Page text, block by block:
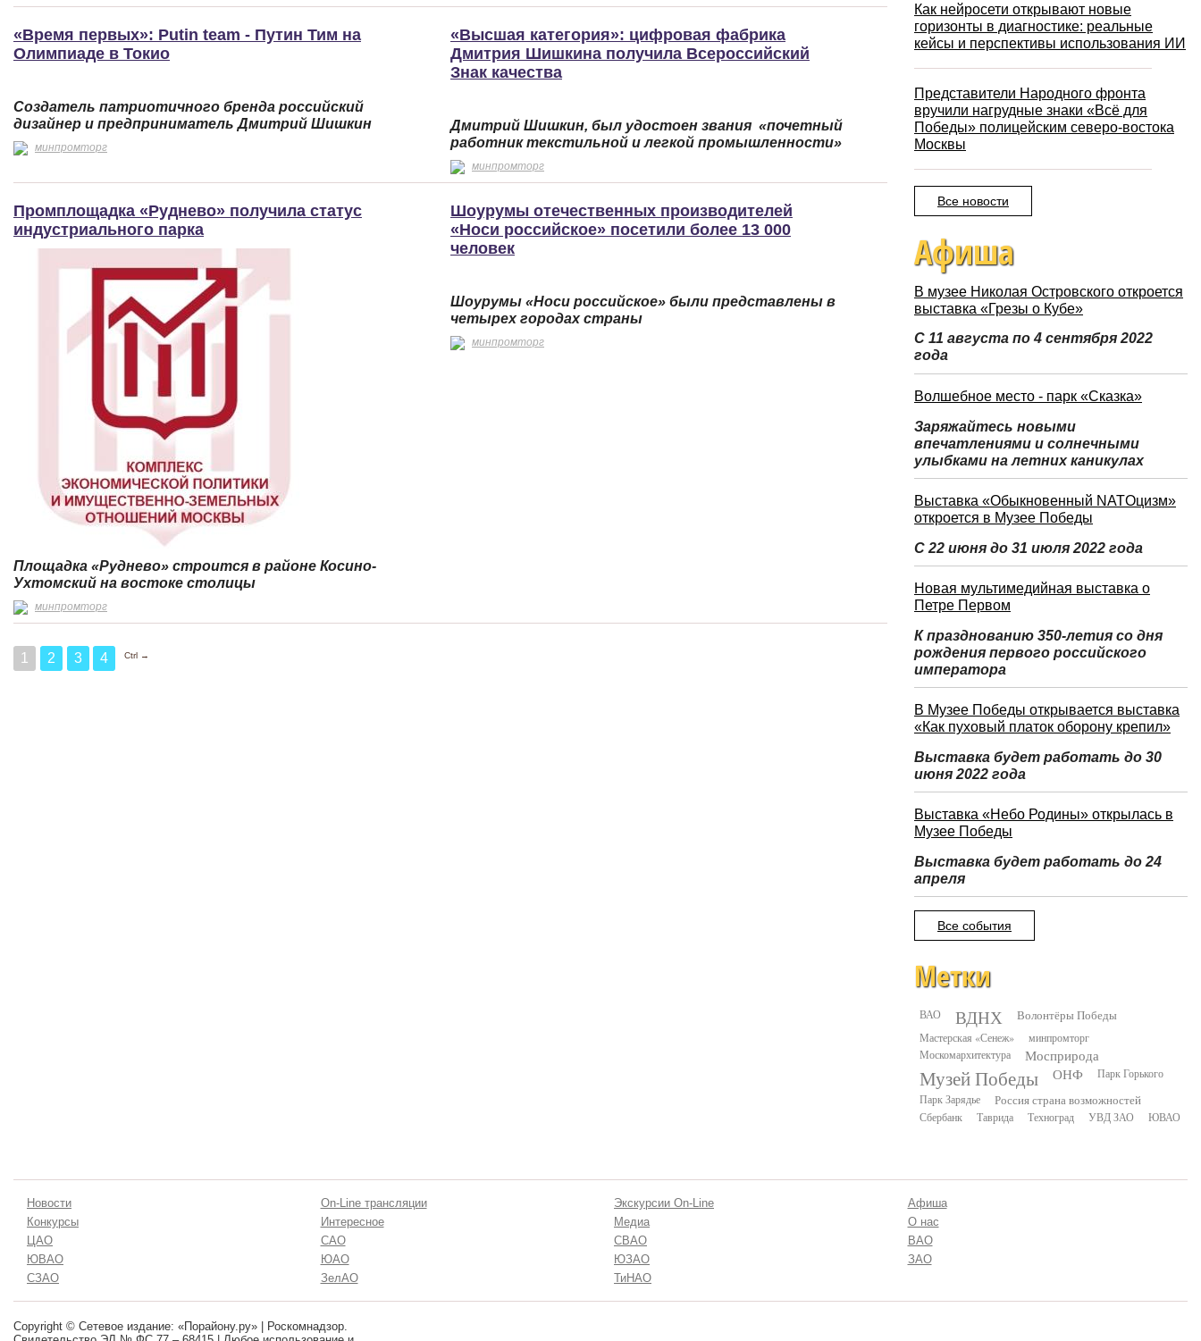
«Время первых»: Putin team - Путин Тим на
Олимпиаде в Токио
Создатель патриотичного бренда российский
дизайнер и предприниматель Дмитрий Шишкин
минпромторг
«Высшая категория»: цифровая фабрика
Дмитрия Шишкина получила Всероссийский
Знак качества
Дмитрий Шишкин, был удостоен звания «почетный
работник текстильной и легкой промышленности»
минпромторг
Промплощадка «Руднево» получила статус
индустриального парка
Площадка «Руднево» строится в районе Косино-
Ухтомский на востоке столицы
минпромторг
Шоурумы отечественных производителей
«Носи российское» посетили более 13 000
человек
Шоурумы «Носи российское» были представлены в
четырех городах страны
минпромторг
1 2 3 4 Ctrl →
Как нейросети открывают новые
горизонты в диагностике: реальные
кейсы и перспективы использования ИИ
Представители Народного фронта
вручили нагрудные знаки «Всё для
Победы» полицейским северо-востока
Москвы
Все новости
Афиша
В музее Николая Островского откроется
выставка «Грезы о Кубе»
С 11 августа по 4 сентября 2022
года
Волшебное место - парк «Сказка»
Заряжайтесь новыми
впечатлениями и солнечными
улыбками на летних каникулах
Выставка «Обыкновенный NATOцизм»
откроется в Музее Победы
С 22 июня до 31 июля 2022 года
Новая мультимедийная выставка о
Петре Первом
К празднованию 350-летия со дня
рождения первого российского
императора
В Музее Победы открывается выставка
«Как пуховый платок оборону крепил»
Выставка будет работать до 30
июня 2022 года
Выставка «Небо Родины» открылась в
Музее Победы
Выставка будет работать до 24
апреля
Все события
Метки
ВАО ВДНХ Волонтёры Победы
Мастерская «Сенеж»
минпромторг
Москомархитектура
Мосприрода
Музей Победы ОНФ
Парк Горького
Парк Зарядье
Россия страна возможностей
Сбербанк Таврида Техноград УВД ЗАО ЮВАО
Новости On-Line трансляции Экскурсии On-Line
Афиша
Конкурсы
Интересное Медиа
О нас
ЦАО
САО СВАО
ВАО
ЮВАО
ЮАО ЮЗАО
ЗАО
СЗАО
ЗелАО ТиНАО
Copyright © Сетевое издание: «Порайону.ру» | Роскомнадзор.